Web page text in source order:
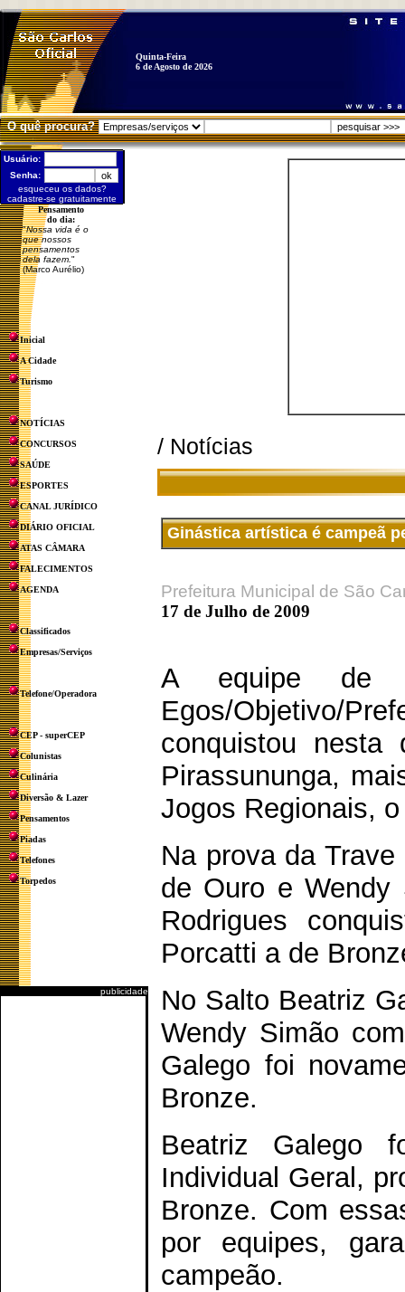
Quinta-Feira
6 de Agosto de 2026
O quê procura?
Usuário:
Senha:
esqueceu os dados?
cadastre-se gratuitamente
Pensamento
do dia:
"Nossa vida é o
que nossos
pensamentos
dela fazem. "
(Marco Aurélio)
Inicial
A Cidade
Turismo
NOTÍCIAS
CONCURSOS
SAÚDE
ESPORTES
CANAL JURÍDICO
DIÁRIO OFICIAL
ATAS CÂMARA
FALECIMENTOS
AGENDA
Classificados
Empresas/Serviços
Telefone/Operadora
CEP - superCEP
Colunistas
Culinária
Diversão & Lazer
Pensamentos
Piadas
Telefones
Torpedos
publicidade
/ Notícias
Ginástica artística é campeã
Prefeitura Municipal de São
17 de Julho de 2009
A equipe de
Egos/Objetivo/
conquistou nesta
Pirassununga,
Jogos Regionais,
Na prova da
de Ouro e
Rodrigues
Porcatti a de
No Salto Beatriz
Wendy Simão
Galego foi
Bronze.
Beatriz Galego
Individual Geral,
Bronze. Com
por equipes,
campeão.